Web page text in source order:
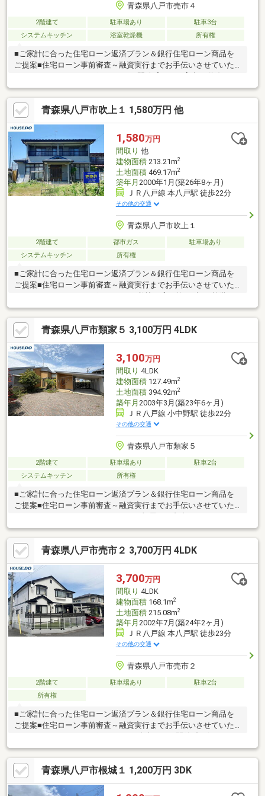
青森県八戸市売市４
2階建て 駐車場あり
駐車3台
システムキッチン
浴室乾燥機 所有権
■ご家計に合った住宅ローン返済プラン＆銀行住宅ローン商品を
ご提案■住宅ローン事前審査～融資実行までお手伝いさせていた
だきます。≪おすすめポイント≫▽開放感があり家事の動線もス
ムーズになるアイランドキッチン☆▽スーパーまで徒歩5分圏内
なのでお買い物も楽々です！▽ゴロンと横になってまったりくつ
ろげる和室もございます♪▽カースペース4台≪周辺環境≫▽くど
う整形外科クリニックまで徒歩3分(約200m)▽マエダストア 売市
店まで徒歩4分(約300m)物件の見学をご希望の方は【見学予約す
る】物件の詳細を知りたい方は【資料請求・お問合せ】よりお気
軽にお問合せくださいませ♪
青森県八戸市吹上１ 1,580万円 他
1,580万円
間取り 他
建物面積213.21m2
土地面積469.17m2
築年月 2000年1月(築26年8ヶ月)
ＪＲ八戸線 本八戸駅 徒歩22分
その他の交通
青森県八戸市吹上１
2階建て 都市ガス
駐車場あり
システムキッチン
所有権
■ご家計に合った住宅ローン返済プラン＆銀行住宅ローン商品を
ご提案■住宅ローン事前審査～融資実行までお手伝いさせていた
ると各々の駐車スペースを確保でき、毎日の車の出し入れもスム
ーズに◎▽全居室8畳以上の開放的なサイズ感でゆったり快適にお
過ごしいただけます♪▽カースペース1台(敷地内を整備すると複数
台可)≪周辺環境≫▽ほうりん保育園まで徒歩3分(約170m)物件の
見学をご希望の方は【見学予約する】物件の詳細を知りたい方は
【資料請求・お問合せ】よりお気軽にお問合せくださいませ♪
青森県八戸市類家５ 3,100万円 4LDK
3,100万円
間取り 4LDK
建物面積127.49m2
土地面積394.92m2
築年月 2003年3月(築23年6ヶ月)
ＪＲ八戸線 小中野駅 徒歩22分
その他の交通
青森県八戸市類家５
2階建て 駐車場あり
駐車2台
システムキッチン
所有権
■ご家計に合った住宅ローン返済プラン＆銀行住宅ローン商品を
ご提案■住宅ローン事前審査～融資実行までお手伝いさせていた
だきます。≪おすすめポイント≫▽2部屋ある和室でのんびりくつ
ろぐひととき▽ゆとりのある洗面スペースで朝の身支度もスムー
ズに◎▽リビング階段はご家族の外出・帰宅を確認できるので安
心ですね♪▽カースペース2台≪周辺環境≫▽DCM 類家店まで徒歩
4(約290m)▽ツルハドラッグ 八戸諏訪店まで徒歩4分(約320m)物
件の見学をご希望の方は【見学予約する】物件の詳細を知りたい
方は【資料請求・お問合せ】よりお気軽にお問合せくださいませ♪
青森県八戸市売市２ 3,700万円 4LDK
3,700万円
間取り 4LDK
建物面積168.1m2
土地面積215.08m2
築年月 2002年7月(築24年2ヶ月)
ＪＲ八戸線 本八戸駅 徒歩23分
その他の交通
青森県八戸市売市２
2階建て 駐車場あり
駐車2台
所有権
■ご家計に合った住宅ローン返済プラン＆銀行住宅ローン商品を
ご提案■住宅ローン事前審査～融資実行までお手伝いさせていた
ら空間にメリハリをつけることができます♪▽ユーティリティや浴
室、トイレは広めに設けられていえるため窮屈さを感じず過ごせ
て、お子様などの入浴・トイレサポートもスムーズに◎≪周辺環
境≫▽売市公園まで徒歩1分(約60m)▽まほろば幼稚園まで徒歩2
分(約150m)物件の見学をご希望の方は【見学予約する】物件の詳
青森県八戸市根城１ 1,200万円 3DK